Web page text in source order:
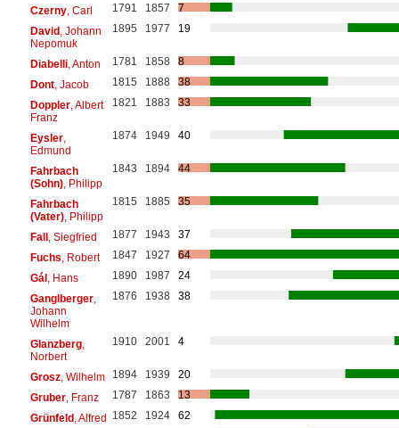
Czerny, Carl 1791 1857
7
David, Johann
Nepomuk
1895 1977 19
Diabelli, Anton 1781 1858
8
Dont, Jacob 1815 1888
38
Doppler, Albert
Franz
1821 1883 33
Eysler,
Edmund
1874 1949 40
Fahrbach
(Sohn), Philipp
1843 1894 44
Fahrbach
(Vater), Philipp
1815 1885 35
Fall, Siegfried 1877 1943
37
Fuchs , Robert 1847 1927
64
Gál, Hans 1890 1987
24
Ganglberger,
Johann
Wilhelm
1876 1938 38
Glanzberg,
Norbert
1910 2001 4
Grosz, Wilhelm 1894 1939
20
Gruber, Franz 1787 1863
13
Grünfeld, Alfred 1852 1924
62